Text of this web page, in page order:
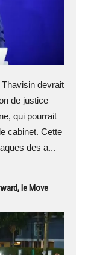
devrait
de justice
qui pourrait
cabinet. Cette
des a...
le Move